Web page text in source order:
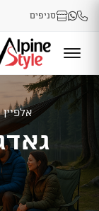
סניפים